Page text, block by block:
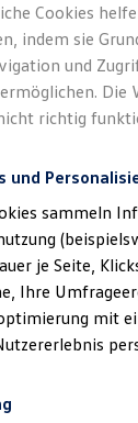
Angebote
Leasing
Leasing
ohne
mit
und
Class bei
Gewinn
Cookies
indem sie
und
Die
richtig
und
sammeln
je Seite,
Ihre
mit